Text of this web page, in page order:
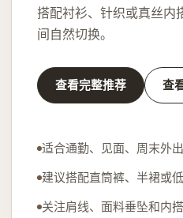
搭配衬衫、针织或真丝内
间自然切换。
查看完整推荐 查
适合通勤、见面、周末外
建议搭配直筒裤、半裙或
关注肩线、面料垂坠和内